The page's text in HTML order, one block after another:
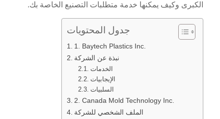
الكبرى وكيف يمكنها خدمة متطلبات التصنيع الخاصة بك.
جدول المحتويات
1. Baytech Plastics Inc.
نبذة عن الشركة
الخدمات
الإيجابيات
السلبيات
2. Canada Mold Technology Inc.
الملف الشخصي للشركة